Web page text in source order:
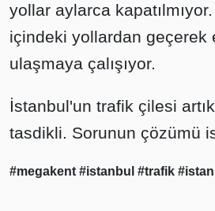
yollar aylarca
içindeki yollardan geçerek
ulaşmaya çalışıyor.
İstanbul'un trafik çilesi
tasdikli. Sorunun çözümü
#megakent #istanbul #trafik